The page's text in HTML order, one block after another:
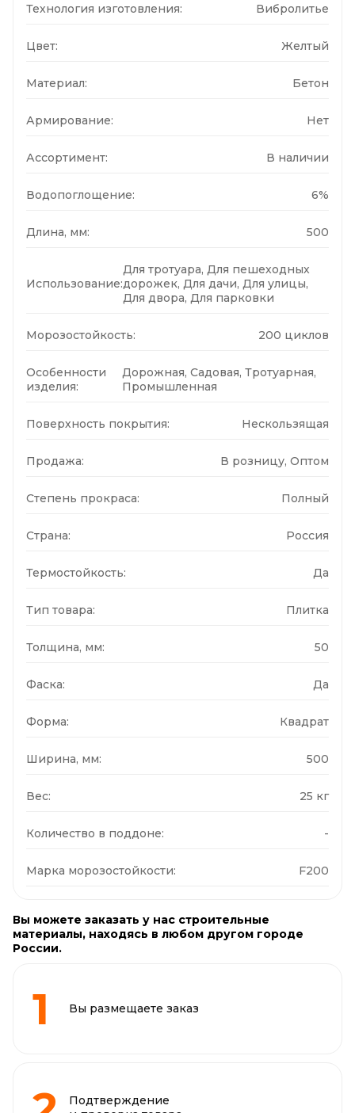
Технология изготовления: Вибролитье
Цвет: Желтый
Материал: Бетон
Армирование: Нет
Ассортимент: В наличии
Водопоглощение: 6%
Длина, мм: 500
Использование:
Для тротуара, Для пешеходных
дорожек, Для дачи, Для улицы,
Для двора, Для парковки
Морозостойкость: 200 циклов
Особенности
изделия:
Дорожная, Садовая, Тротуарная,
Промышленная
Поверхность покрытия: Нескользящая
Продажа: В розницу, Оптом
Степень прокраса: Полный
Страна: Россия
Термостойкость: Да
Тип товара: Плитка
Толщина, мм: 50
Фаска: Да
Форма: Квадрат
Ширина, мм: 500
Вес: 25 кг
Количество в поддоне: -
Марка морозостойкости: F200
Вы можете заказать у нас строительные
материалы, находясь в любом другом городе
России.
Вы размещаете заказ
Подтверждение